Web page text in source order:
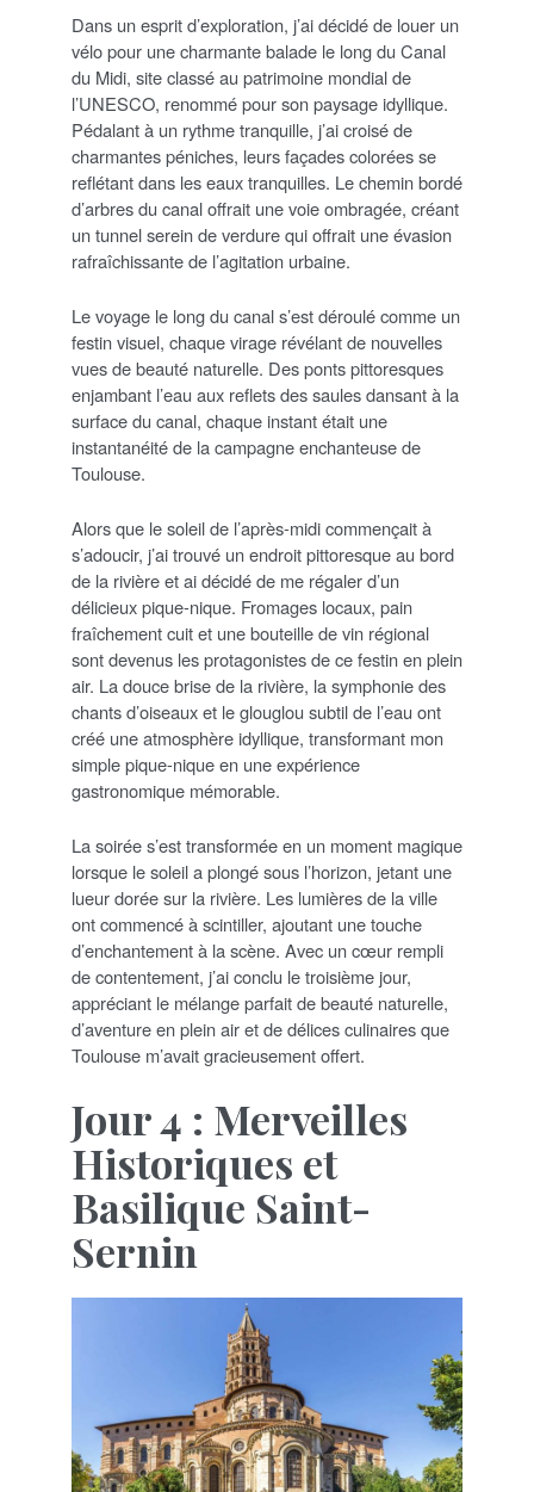
Dans un esprit d’exploration, j’ai décidé de louer un
vélo pour une charmante balade le long du Canal
du Midi, site classé au patrimoine mondial de
l’UNESCO, renommé pour son paysage idyllique.
Pédalant à un rythme tranquille, j’ai croisé de
charmantes péniches, leurs façades colorées se
reflétant dans les eaux tranquilles. Le chemin bordé
d’arbres du canal offrait une voie ombragée, créant
un tunnel serein de verdure qui offrait une évasion
rafraîchissante de l’agitation urbaine.
Le voyage le long du canal s’est déroulé comme un
festin visuel, chaque virage révélant de nouvelles
vues de beauté naturelle. Des ponts pittoresques
enjambant l’eau aux reflets des saules dansant à la
surface du canal, chaque instant était une
instantanéité de la campagne enchanteuse de
Toulouse.
Alors que le soleil de l’après-midi commençait à
s’adoucir, j’ai trouvé un endroit pittoresque au bord
de la rivière et ai décidé de me régaler d’un
délicieux pique-nique. Fromages locaux, pain
fraîchement cuit et une bouteille de vin régional
sont devenus les protagonistes de ce festin en plein
air. La douce brise de la rivière, la symphonie des
chants d’oiseaux et le glouglou subtil de l’eau ont
créé une atmosphère idyllique, transformant mon
simple pique-nique en une expérience
gastronomique mémorable.
La soirée s’est transformée en un moment magique
lorsque le soleil a plongé sous l’horizon, jetant une
lueur dorée sur la rivière. Les lumières de la ville
ont commencé à scintiller, ajoutant une touche
d’enchantement à la scène. Avec un cœur rempli
de contentement, j’ai conclu le troisième jour,
appréciant le mélange parfait de beauté naturelle,
d’aventure en plein air et de délices culinaires que
Toulouse m’avait gracieusement offert.
Jour 4 : Merveilles
Historiques et
Basilique Saint-
Sernin